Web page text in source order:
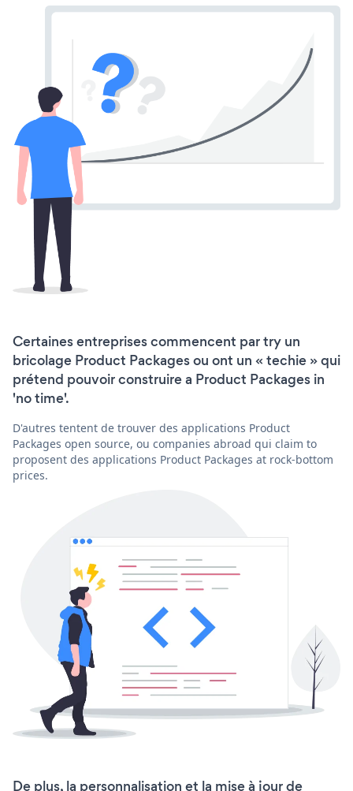
Certaines entreprises commencent par try un
bricolage Product Packages ou ont un « techie » qui
prétend pouvoir construire a Product Packages in
'no time'.
D'autres tentent de trouver des applications Product
Packages open source, ou companies abroad qui claim to
proposent des applications Product Packages at rock-bottom
prices.
De plus, la personnalisation et la mise à jour de